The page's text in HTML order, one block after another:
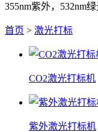
355nm紫外，532nm
首页 > 激光打标
CO2激光打标机
紫外激光打标机